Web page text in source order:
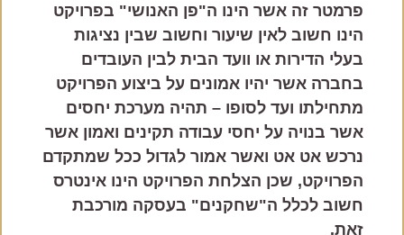
פרמטר זה אשר הינו ה"פן האנושי" בפרויקט
הינו חשוב לאין שיעור וחשוב שבין נציגות
בעלי הדירות או וועד הבית לבין העובדים
בחברה אשר יהיו אמונים על ביצוע הפרויקט
מתחילתו ועד לסופו – תהיה מערכת יחסים
אשר בנויה על יחסי עבודה תקינים ואמון אשר
נרכש אט אט ואשר אמור לגדול ככל שמתקדם
הפרויקט, שכן הצלחת הפרויקט הינו אינטרס
חשוב לכלל ה"שחקנים" בעסקה מורכבת
זאת.